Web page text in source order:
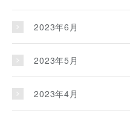
2023年6月
2023年5月
2023年4月